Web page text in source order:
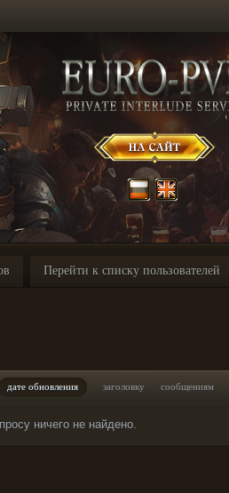
Перейти к списку пользователей
дате обновления заголовку сообщениям
ничего не найдено.